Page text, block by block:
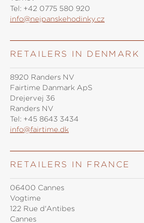
Tel: +42 0775 580 920
info@nejpanskehodinky.cz
RETAILERS IN DENMARK
8920 Randers NV
Fairtime Danmark ApS
Drejervej 36
Randers NV
Tel: +45 8643 3434
info@fairtime.dk
RETAILERS IN FRANCE
06400 Cannes
Vogtime
122 Rue d'Antibes
Cannes